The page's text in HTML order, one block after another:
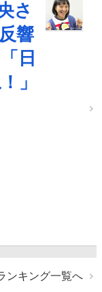
さ
響
日
」
ンキング一覧へ